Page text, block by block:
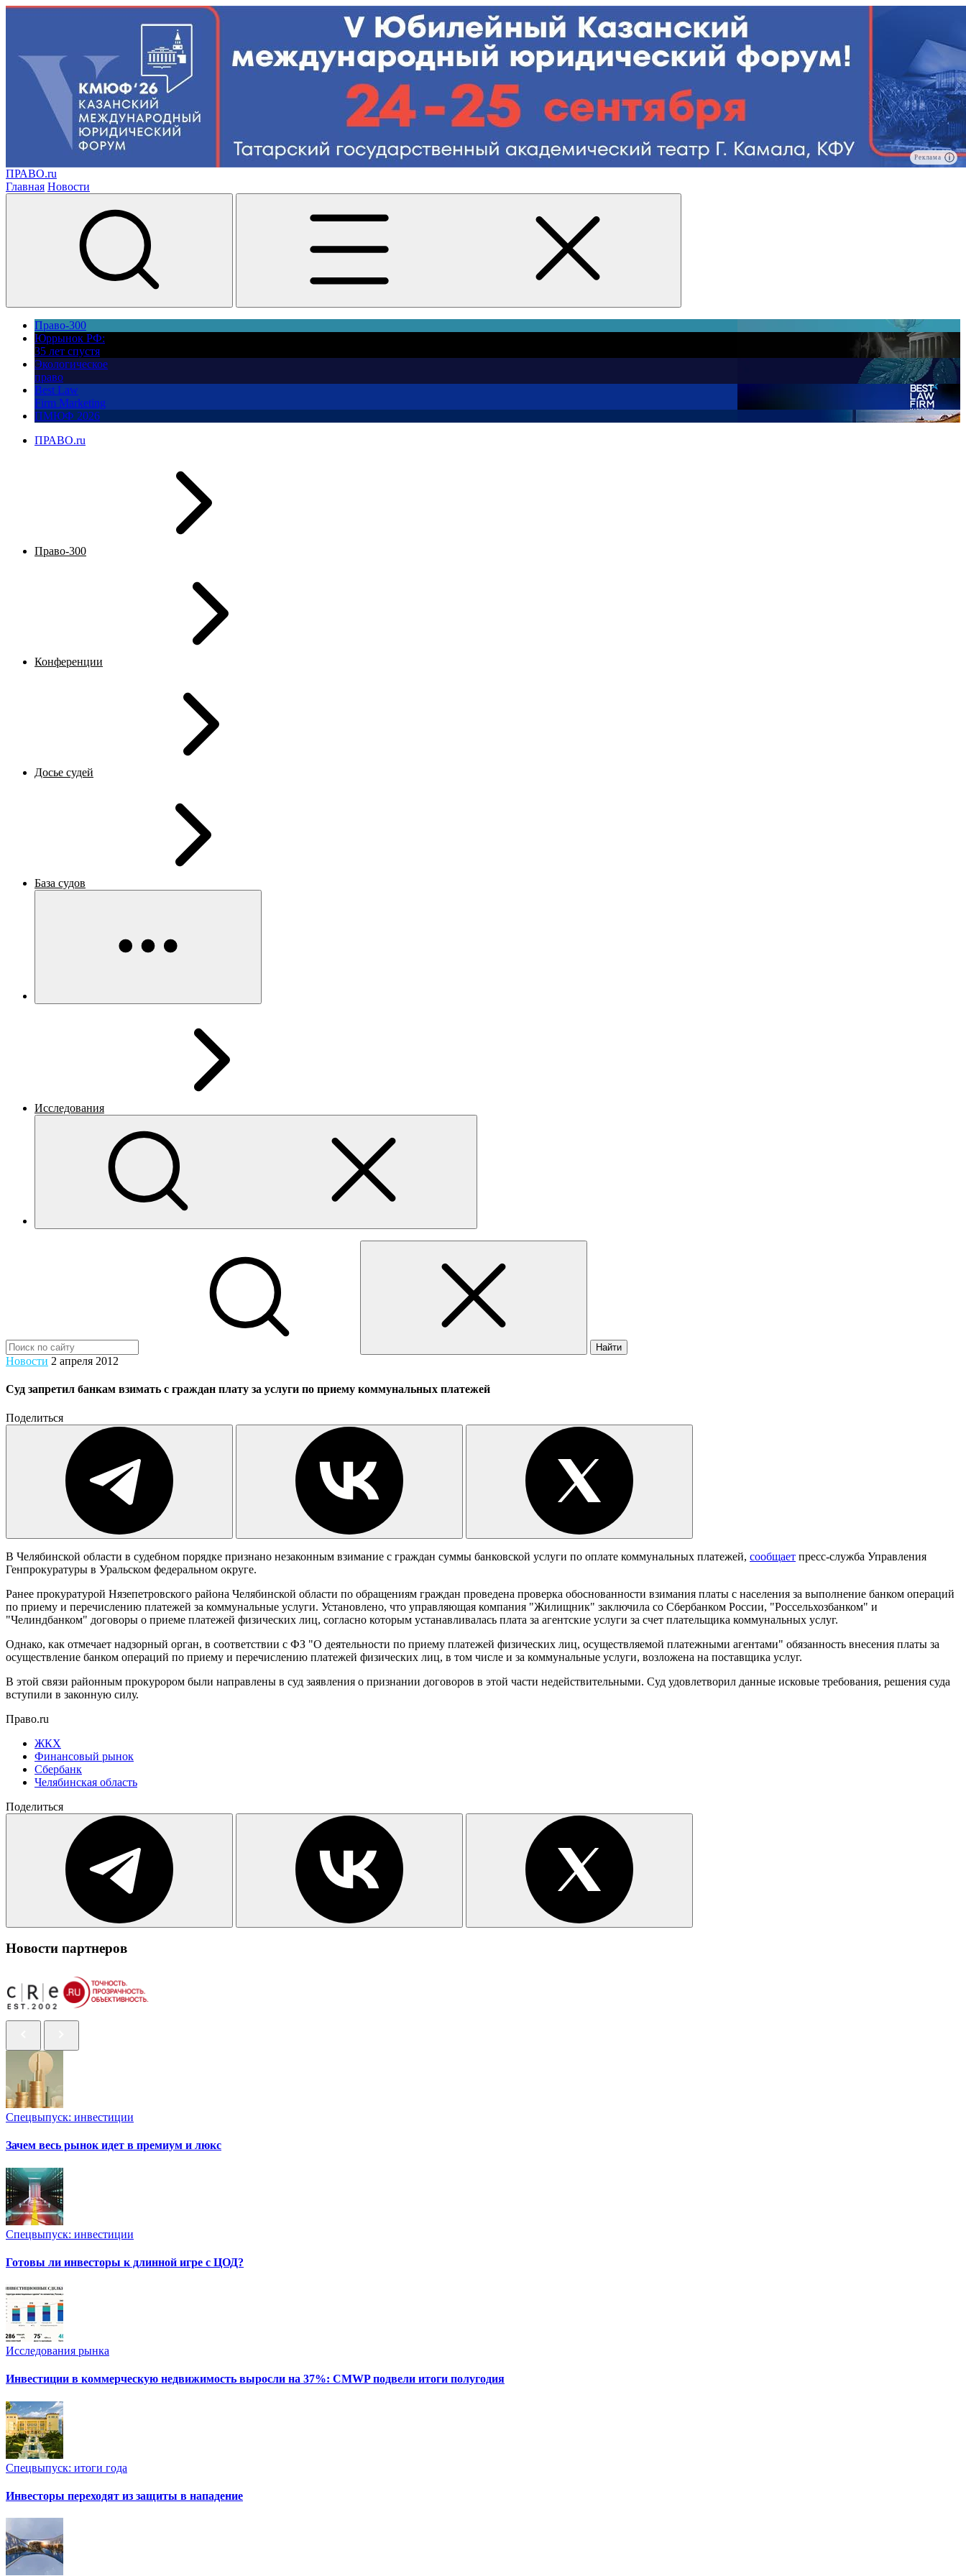
Реклама
ПРАВО.ru
Главная Новости
Право-300
Юррынок РФ:
35 лет спустя
Экологическое
право
Best Law
Firm Marketing
ПМЮФ 2026
ПРАВО.ru
Право-300
Конференции
Досье судей
База судов
Исследования
Найти
Новости 2 апреля 2012
Суд запретил банкам взимать с граждан плату за услуги по приему коммунальных платежей
Поделиться
В Челябинской области в судебном порядке признано незаконным взимание с граждан суммы банковской услуги по оплате коммунальных платежей, сообщает пресс-служба Управления
Генпрокуратуры в Уральском федеральном округе.
Ранее прокуратурой Нязепетровского района Челябинской области по обращениям граждан проведена проверка обоснованности взимания платы с населения за выполнение банком операций
по приему и перечислению платежей за коммунальные услуги. Установлено, что управляющая компания "Жилищник" заключила со Сбербанком России, "Россельхозбанком" и
"Челиндбанком" договоры о приеме платежей физических лиц, согласно которым устанавливалась плата за агентские услуги за счет плательщика коммунальных услуг.
Однако, как отмечает надзорный орган, в соответствии с ФЗ "О деятельности по приему платежей физических лиц, осуществляемой платежными агентами" обязанность внесения платы за
осуществление банком операций по приему и перечислению платежей физических лиц, в том числе и за коммунальные услуги, возложена на поставщика услуг.
В этой связи районным прокурором были направлены в суд заявления о признании договоров в этой части недействительными. Суд удовлетворил данные исковые требования, решения суда
вступили в законную силу.
Право.ru
ЖКХ
Финансовый рынок
Сбербанк
Челябинская область
Поделиться
Новости партнеров
Спецвыпуск: инвестиции
Зачем весь рынок идет в премиум и люкс
Спецвыпуск: инвестиции
Готовы ли инвесторы к длинной игре с ЦОД?
Исследования рынка
Инвестиции в коммерческую недвижимость выросли на 37%: CMWP подвели итоги полугодия
Спецвыпуск: итоги года
Инвесторы переходят из защиты в нападение